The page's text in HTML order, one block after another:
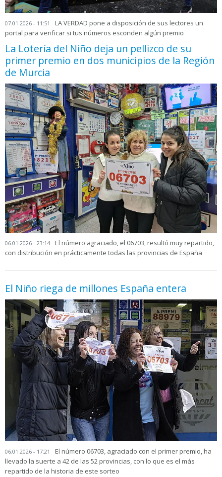
07.01.2026 - 11:51
LA VERDAD pone a disposición de sus lectores un
portal para verificar si tus números esconden algún premio
La Lotería del Niño deja un pellizco de su
primer premio en dos municipios de la Región
de Murcia
06.01.2026 - 23:14
El número agraciado, el 06703, resultó muy repartido,
con distribución en prácticamente todas las provincias de España
El Niño riega de millones España entera
06.01.2026 - 17:21
El número 06703, agraciado con el primer premio, ha
llevado la suerte a 42 de las 52 provincias, con lo que es el más
repartido de la historia de este sorteo